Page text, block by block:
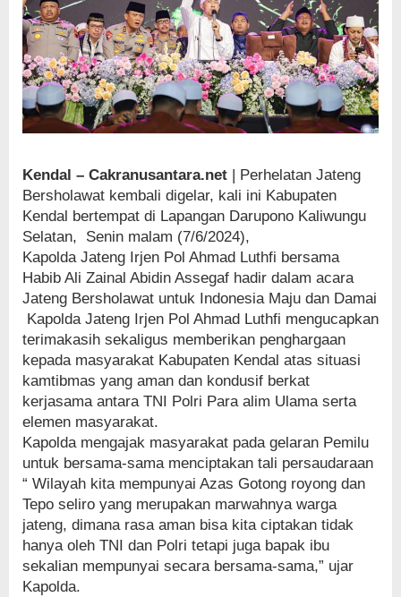
Kendal – Cakranusantara.net | Perhelatan Jateng
Bersholawat kembali digelar, kali ini Kabupaten
Kendal bertempat di Lapangan Darupono Kaliwungu
Selatan, Senin malam (7/6/2024),
Kapolda Jateng Irjen Pol Ahmad Luthfi bersama
Habib Ali Zainal Abidin Assegaf hadir dalam acara
Jateng Bersholawat untuk Indonesia Maju dan Damai
Kapolda Jateng Irjen Pol Ahmad Luthfi mengucapkan
terimakasih sekaligus memberikan penghargaan
kepada masyarakat Kabupaten Kendal atas situasi
kamtibmas yang aman dan kondusif berkat
kerjasama antara TNI Polri Para alim Ulama serta
elemen masyarakat.
Kapolda mengajak masyarakat pada gelaran Pemilu
untuk bersama-sama menciptakan tali persaudaraan
“ Wilayah kita mempunyai Azas Gotong royong dan
Tepo seliro yang merupakan marwahnya warga
jateng, dimana rasa aman bisa kita ciptakan tidak
hanya oleh TNI dan Polri tetapi juga bapak ibu
sekalian mempunyai secara bersama-sama,” ujar
Kapolda.